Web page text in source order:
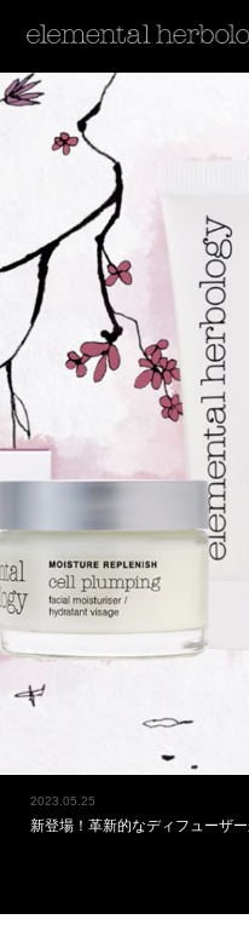
2023.05.25
新登場！革新的なディフューザ